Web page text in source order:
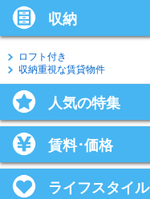
収納
ロフト付き
収納重視な賃貸物件
人気の特集
賃料･価格
ライフスタイル